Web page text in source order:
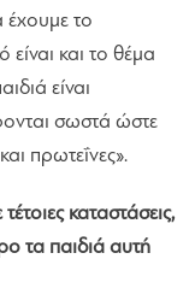
έχουμε το
και το θέμα
είναι
σωστά ώστε
πρωτεΐνες».
καταστάσεις,
τα παιδιά αυτή